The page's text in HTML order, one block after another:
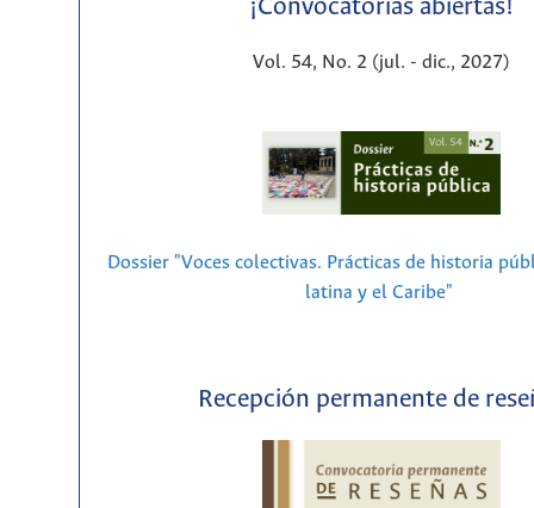
¡Convocatorias abiertas!
Vol. 54, No. 2 (jul. - dic., 2027)
Dossier "Voces colectivas. Prácticas de historia
latina y el Caribe"
Recepción permanente de